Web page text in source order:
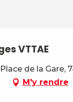
VTTAE
Place de la Gare,
M'y rendre